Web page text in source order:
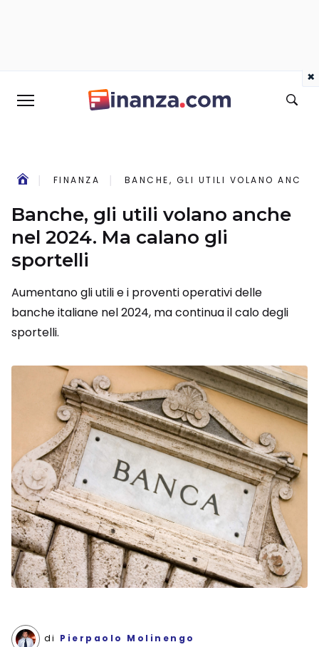
FINANZA BANCHE, GLI UTILI VOLANO
Banche, gli utili volano anche
nel 2024. Ma calano gli
sportelli
Aumentano gli utili e i proventi operativi delle
banche italiane nel 2024, ma continua il calo degli
sportelli.
di Pierpaolo Molinengo
×